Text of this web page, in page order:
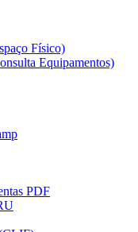
Físico)
Equipamentos)
PDF